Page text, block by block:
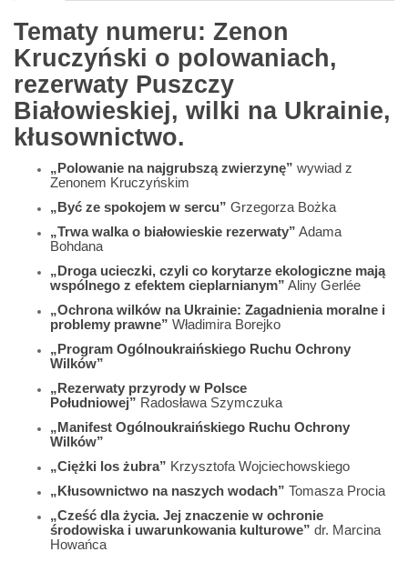
Tematy numeru: Zenon
Kruczyński o polowaniach,
rezerwaty Puszczy
Białowieskiej, wilki na Ukrainie,
kłusownictwo.
„Polowanie na najgrubszą zwierzynę” wywiad z
Zenonem Kruczyńskim
„Być ze spokojem w sercu” Grzegorza Bożka
„Trwa walka o białowieskie rezerwaty” Adama
Bohdana
„Droga ucieczki, czyli co korytarze ekologiczne mają
wspólnego z efektem cieplarnianym” Aliny Gerlée
„Ochrona wilków na Ukrainie: Zagadnienia moralne i
problemy prawne” Władimira Borejko
„Program Ogólnoukraińskiego Ruchu Ochrony
Wilków”
„Rezerwaty przyrody w Polsce
Południowej” Radosława Szymczuka
„Manifest Ogólnoukraińskiego Ruchu Ochrony
Wilków”
„Ciężki los żubra” Krzysztofa Wojciechowskiego
„Kłusownictwo na naszych wodach” Tomasza Procia
„Cześć dla życia. Jej znaczenie w ochronie
środowiska i uwarunkowania kulturowe” dr. Marcina
Howańca